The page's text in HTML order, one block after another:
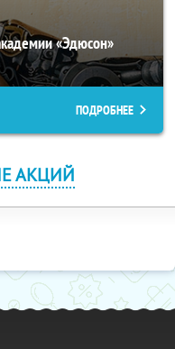
«Эдюсон»
ПОДРОБНЕЕ
АКЦИЙ